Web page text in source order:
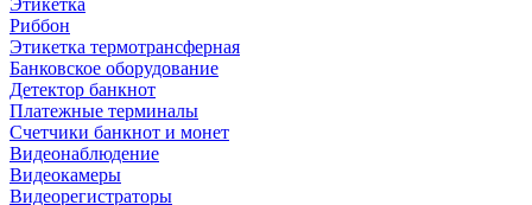
Этикетка
Риббон
Этикетка термотрансферная
Банковское оборудование
Детектор банкнот
Платежные терминалы
Счетчики банкнот и монет
Видеонаблюдение
Видеокамеры
Видеорегистраторы